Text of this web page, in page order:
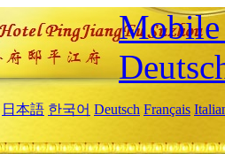
Mobile
日本語 한국어 Deutsch Français